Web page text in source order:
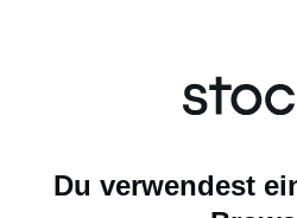
Du verwendest